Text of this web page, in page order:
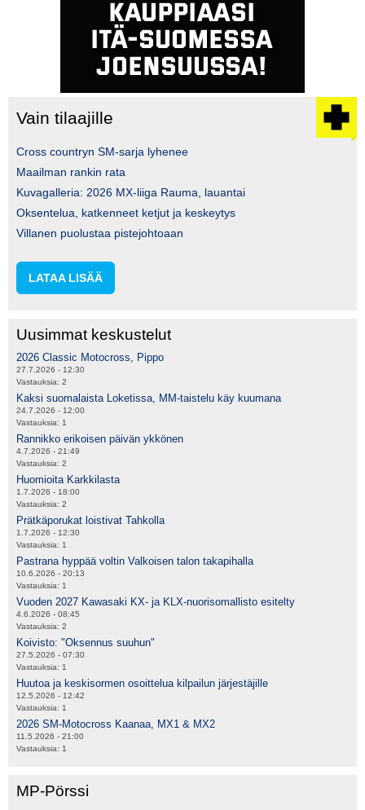
Vain tilaajille
Cross countryn SM-sarja lyhenee
Maailman rankin rata
Kuvagalleria: 2026 MX-liiga Rauma, lauantai
Oksentelua, katkenneet ketjut ja keskeytys
Villanen puolustaa pistejohtoaan
LATAA LISÄÄ
Uusimmat keskustelut
2026 Classic Motocross, Pippo
27.7.2026 - 12:30
Vastauksia: 2
Kaksi suomalaista Loketissa, MM-taistelu käy kuumana
24.7.2026 - 12:00
Vastauksia: 1
Rannikko erikoisen päivän ykkönen
4.7.2026 - 21:49
Vastauksia: 2
Huomioita Karkkilasta
1.7.2026 - 18:00
Vastauksia: 2
Prätkäporukat loistivat Tahkolla
1.7.2026 - 12:30
Vastauksia: 1
Pastrana hyppää voltin Valkoisen talon takapihalla
10.6.2026 - 20:13
Vastauksia: 1
Vuoden 2027 Kawasaki KX- ja KLX-nuorisomallisto esitelty
4.6.2026 - 08:45
Vastauksia: 2
Koivisto: "Oksennus suuhun"
27.5.2026 - 07:30
Vastauksia: 1
Huutoa ja keskisormen osoittelua kilpailun järjestäjille
12.5.2026 - 12:42
Vastauksia: 1
2026 SM-Motocross Kaanaa, MX1 & MX2
11.5.2026 - 21:00
Vastauksia: 1
MP-Pörssi